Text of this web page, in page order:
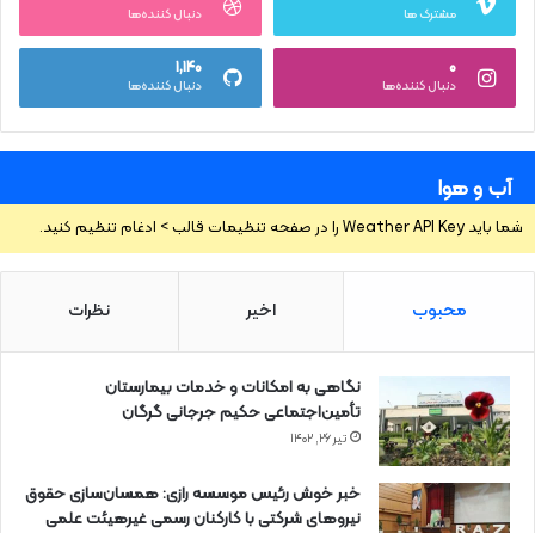
مشترک ها دنبال کننده‌ها
۰
دنبال کننده‌ها
۱,۱۴۰
دنبال کننده‌ها
آب و هوا
شما باید Weather API Key را در صفحه تنظیمات قالب > ادغام تنظیم کنید.
محبوب اخیر نظرات
نگاهی به امکانات و خدمات بیمارستان
تأمین‌اجتماعی حکیم جرجانی گرگان
تیر ۲۶, ۱۴۰۲
خبر خوش رئیس موسسه رازی: همسان‌سازی حقوق
نیروهای شرکتی با کارکنان رسمی غیرهیئت علمی